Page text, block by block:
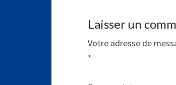
Laisser un
Votre adresse de
*